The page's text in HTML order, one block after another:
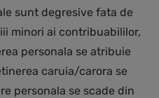
sunt degresive fata de
minori ai contribuabililor,
personala se atribuie
caruia/carora se
personala se scade din